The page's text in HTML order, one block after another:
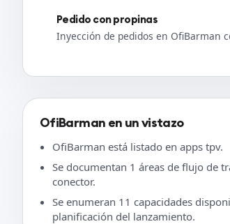
Pedido con propinas
Inyección de pedidos en OfiBarman
OfiBarman en un vistazo
OfiBarman está listado en apps tpv.
Se documentan 1 áreas de flujo de
conector.
Se enumeran 11 capacidades
planificación del lanzamiento.